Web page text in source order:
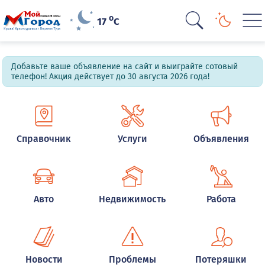
17oC
Добавьте ваше объявление на сайт и выиграйте сотовый
телефон! Акция действует до 30 августа 2026 года!
Справочник Услуги Объявления
Авто Недвижимость Работа
Новости Проблемы Потеряшки